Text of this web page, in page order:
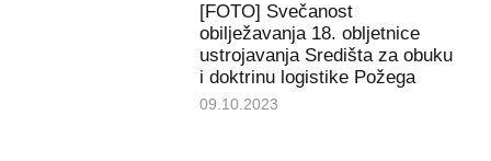
[FOTO] Svečanost
obilježavanja 18. obljetnice
ustrojavanja Središta za obuku
i doktrinu logistike Požega
09.10.2023